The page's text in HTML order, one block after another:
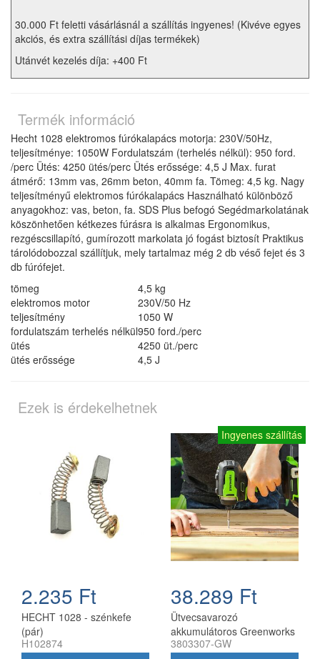
30.000 Ft feletti vásárlásnál a szállítás ingyenes! (Kivéve egyes
akciós, és extra szállítási díjas termékek)
Utánvét kezelés díja: +400 Ft
Termék információ
Hecht 1028 elektromos fúrókalapács motorja: 230V/50Hz,
teljesítménye: 1050W Fordulatszám (terhelés nélkül): 950 ford.
/perc Ütés: 4250 ütés/perc Ütés erőssége: 4,5 J Max. furat
átmérő: 13mm vas, 26mm beton, 40mm fa. Tömeg: 4,5 kg. Nagy
teljesítményű elektromos fúrókalapács Használható különböző
anyagokhoz: vas, beton, fa. SDS Plus befogó Segédmarkolatának
köszönhetően kétkezes fúrásra is alkalmas Ergonomikus,
rezgéscsillapító, gumírozott markolata jó fogást biztosít Praktikus
tárolódobozzal szállítjuk, mely tartalmaz még 2 db véső fejet és 3
db fúrófejet.
tömeg
4,5 kg
elektromos motor
230V/50 Hz
teljesítmény
1050 W
fordulatszám terhelés nélkül950 ford./perc
ütés
4250 üt./perc
ütés erőssége
4,5 J
Ezek is érdekelhetnek
2.235 Ft
HECHT 1028 - szénkefe
(pár)
H102874
Ingyenes szállítás
38.289 Ft
Ütvecsavarozó
akkumulátoros Greenworks
GD24D200 akkumulátor és
3803307-GW